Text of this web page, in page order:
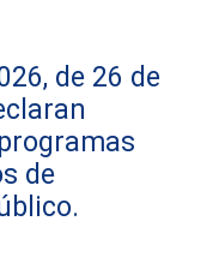
de 26 de
de